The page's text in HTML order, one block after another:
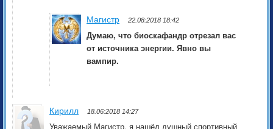
Магистр 22.08:2018 18:42
Думаю, что биоскафандр отрезал вас
от источника энергии. Явно вы
вампир.
Кирилл 18.06:2018 14:27
Уважаемый Магистр, я нашёл душный спортивный